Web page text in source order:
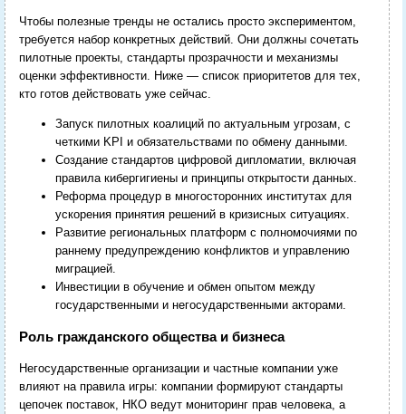
Чтобы полезные тренды не остались просто экспериментом,
требуется набор конкретных действий. Они должны сочетать
пилотные проекты, стандарты прозрачности и механизмы
оценки эффективности. Ниже — список приоритетов для тех,
кто готов действовать уже сейчас.
Запуск пилотных коалиций по актуальным угрозам, с
четкими KPI и обязательствами по обмену данными.
Создание стандартов цифровой дипломатии, включая
правила кибергигиены и принципы открытости данных.
Реформа процедур в многосторонних институтах для
ускорения принятия решений в кризисных ситуациях.
Развитие региональных платформ с полномочиями по
раннему предупреждению конфликтов и управлению
миграцией.
Инвестиции в обучение и обмен опытом между
государственными и негосударственными акторами.
Роль гражданского общества и бизнеса
Негосударственные организации и частные компании уже
влияют на правила игры: компании формируют стандарты
цепочек поставок, НКО ведут мониторинг прав человека, а